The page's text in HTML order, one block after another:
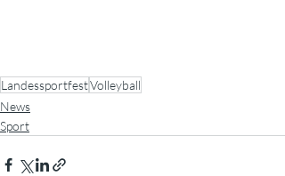
LandessportfestVolleyball
News
Sport